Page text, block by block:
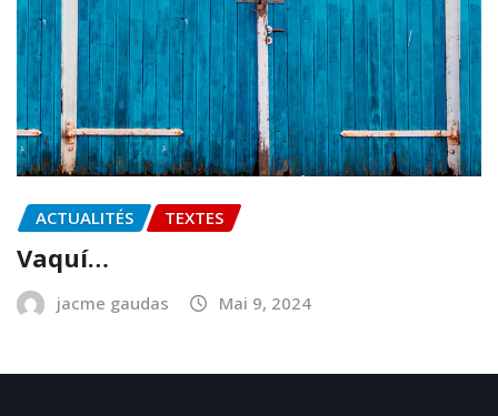
ACTUALITÉS TEXTES
Vaquí…
jacme gaudas Mai 9, 2024